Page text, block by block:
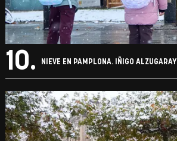
10. NIEVE EN PAMPLONA. IÑIGO ALZUGARAY